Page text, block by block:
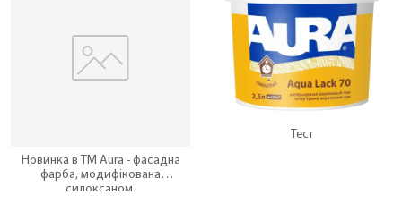
Новинка в ТМ Aura - фасадна
фарба, модифікована
силоксаном.
Тест